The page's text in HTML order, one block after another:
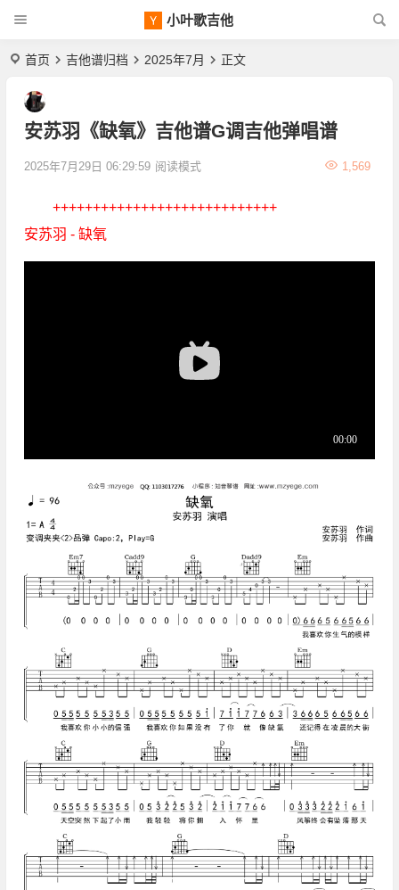
小叶歌吉他
首页 吉他谱归档 2025年7月 正文
安苏羽《缺氧》吉他谱G调吉他弹唱谱
2025年7月29日 06:29:59 1,569
阅读模式
++++++++++++++++++++++++++++
安苏羽 - 缺氧